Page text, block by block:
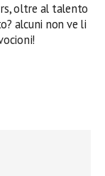
oltre al talento
alcuni non ve li